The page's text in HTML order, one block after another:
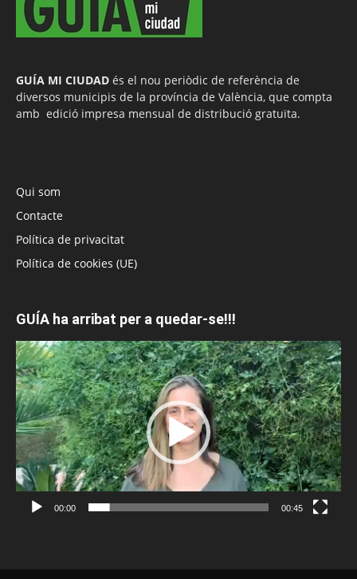
GUÍA MI CIUDAD és el nou periòdic de referència de
diversos municipis de la província de València, que compta
amb edició impresa mensual de distribució gratuïta.
Qui som
Contacte
Política de privacitat
Política de cookies (UE)
GUÍA ha arribat per a quedar-se!!!
Reproductor
de
vídeo
00:00 00:45